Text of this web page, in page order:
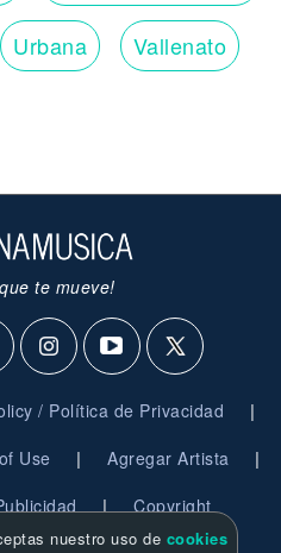
Urbana Vallenato
te mueve!
/ Política de Privacidad |
Use | Agregar Artista |
| Copyright
nuestro uso de cookies